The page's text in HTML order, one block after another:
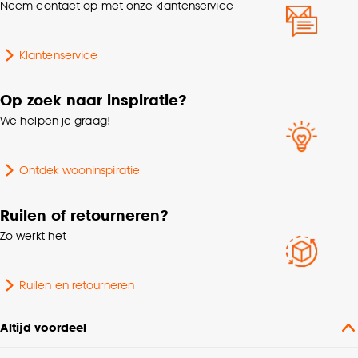
Garantietermijn
Bediening
Montage
Wandbevestiging, Met
Geschikt voor type raam
raam, Houten raam
Interieurstijl
Neem contact op met onze klantenservice
Klantenservice
Op zoek naar inspiratie?
We helpen je graag!
Ontdek wooninspiratie
Ruilen of retourneren?
Zo werkt het
Ruilen en retourneren
Altijd voordeel